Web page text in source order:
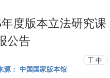
度版本立法研究课
公告
中
源： 中国国家版本馆